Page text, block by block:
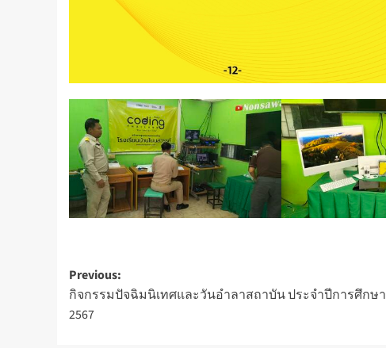
Post
navigation
Previous:
กิจกรรมปัจฉิมนิเทศและวันอำลาสถาบัน ประจำปีการศึกษา
2567